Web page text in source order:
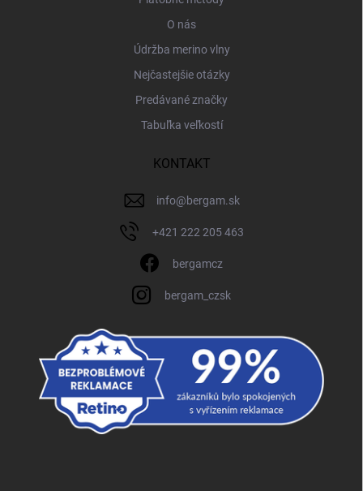
O nás
Údržba merino vlny
Nejčastejšie otázky
Predávané značky
Tabuľka veľkostí
KONTAKT
info@bergam.sk
+421 222 205 463
bergamcz
bergam_czsk